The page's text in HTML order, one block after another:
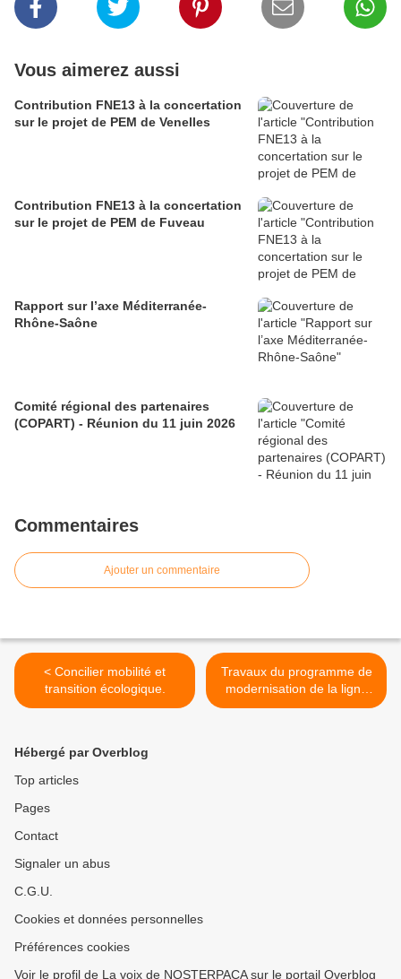
Vous aimerez aussi
Contribution FNE13 à la concertation
sur le projet de PEM de Venelles
Contribution FNE13 à la concertation
sur le projet de PEM de Fuveau
Rapport sur l’axe Méditerranée-
Rhône-Saône
Comité régional des partenaires
(COPART) - Réunion du 11 juin 2026
Commentaires
Ajouter un commentaire
< Concilier mobilité et
transition écologique.
Travaux du programme de
modernisation de la ligne
NICE-BREIL >
Hébergé par Overblog
Top articles
Pages
Contact
Signaler un abus
C.G.U.
Cookies et données personnelles
Préférences cookies
Voir le profil de La voix de NOSTERPACA sur le portail Overblog